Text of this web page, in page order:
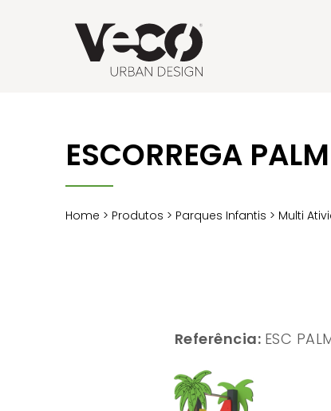
ESCORREGA
Home > Produtos > Parques Infantis > Multi
Referência: ESC